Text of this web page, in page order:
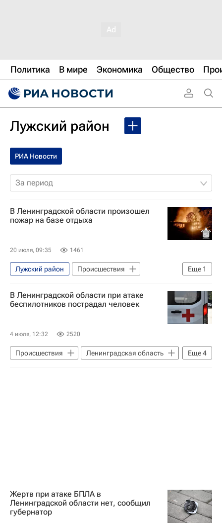
Политика В мире Экономика Общество
Лужский район
РИА Новости
За период
В Ленинградской области произошел
пожар на базе отдыха
20 июля, 09:35 1461
Еще 1
Лужский район
Происшествия
Ленинградская область
В Ленинградской области при атаке
беспилотников пострадал человек
4 июля, 12:32 2520
Еще4
Происшествия
Ленинградская область
Волосовский район
Жертв при атаке БПЛА в
Ленинградской области нет, сообщил
губернатор